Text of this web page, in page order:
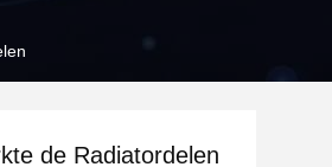
de Radiatordelen